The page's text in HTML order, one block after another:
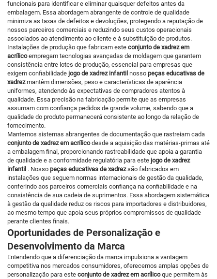
funcionais para identificar e eliminar quaisquer defeitos antes da
embalagem. Essa abordagem abrangente de controle de qualidade
minimiza as taxas de defeitos e devoluções, protegendo a reputação de
nossos parceiros comerciais e reduzindo seus custos operacionais
associados ao atendimento ao cliente e à substituição de produtos.
Instalações de produção que fabricam este conjunto de xadrez em
acrílicoempregam tecnologias avançadas de moldagem que garantem
consistência entre lotes de produção, essencial para empresas que
exigem confiabilidade jogo de xadrez infantil nosso peças educativas de
xadrezmantêm dimensões, peso e características de aparência
uniformes, atendendo às expectativas de compradores atentos à
qualidade. Essa precisão na fabricação permite que as empresas
assumam com confiança pedidos de grande volume, sabendo que a
qualidade do produto permanecerá consistente ao longo da relação de
fornecimento.
Mantemos sistemas abrangentes de documentação que rastreiam cada
conjunto de xadrez em acrílicodesde a aquisição das matérias-primas até
a embalagem final, proporcionando rastreabilidade que apoia a garantia
de qualidade e a conformidade regulatória para este jogo de xadrez
infantil . Nosso peças educativas de xadrezsão fabricados em
instalações que seguem normas internacionais de gestão da qualidade,
conferindo aos parceiros comerciais confiança na confiabilidade e na
consistência de sua cadeia de suprimentos. Essa abordagem sistemática
à gestão da qualidade reduz os riscos para importadores e distribuidores,
ao mesmo tempo que apoia seus próprios compromissos de qualidade
perante clientes finais.
Oportunidades de Personalização e
Desenvolvimento da Marca
Entendendo que a diferenciação da marca impulsiona a vantagem
competitiva nos mercados consumidores, oferecemos amplas opções de
personalização para este conjunto de xadrez em acrílicoque permitem às